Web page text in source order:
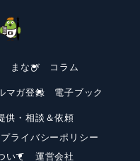
まなび コラム
マガ登録 電子ブック
供・相談＆依頼
プライバシーポリシー
いて
運営会社